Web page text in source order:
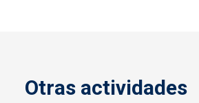
Otras actividades